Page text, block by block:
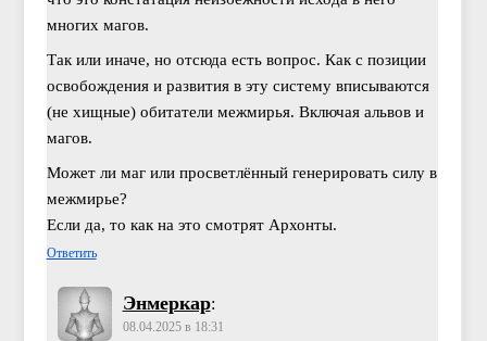
многих магов.
Так или иначе, но отсюда есть вопрос. Как с позиции
освобождения и развития в эту систему вписываются
(не хищные) обитатели межмирья. Включая альвов и
магов.
Может ли маг или просветлённый генерировать силу в
межмирье?
Если да, то как на это смотрят Архонты.
Ответить
Энмеркар:
08.04.2025 в 18:31